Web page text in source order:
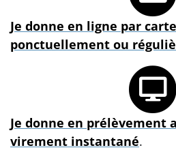
Je donne en ligne par
ponctuellement ou
Je donne en prélèvement
virement instantané.